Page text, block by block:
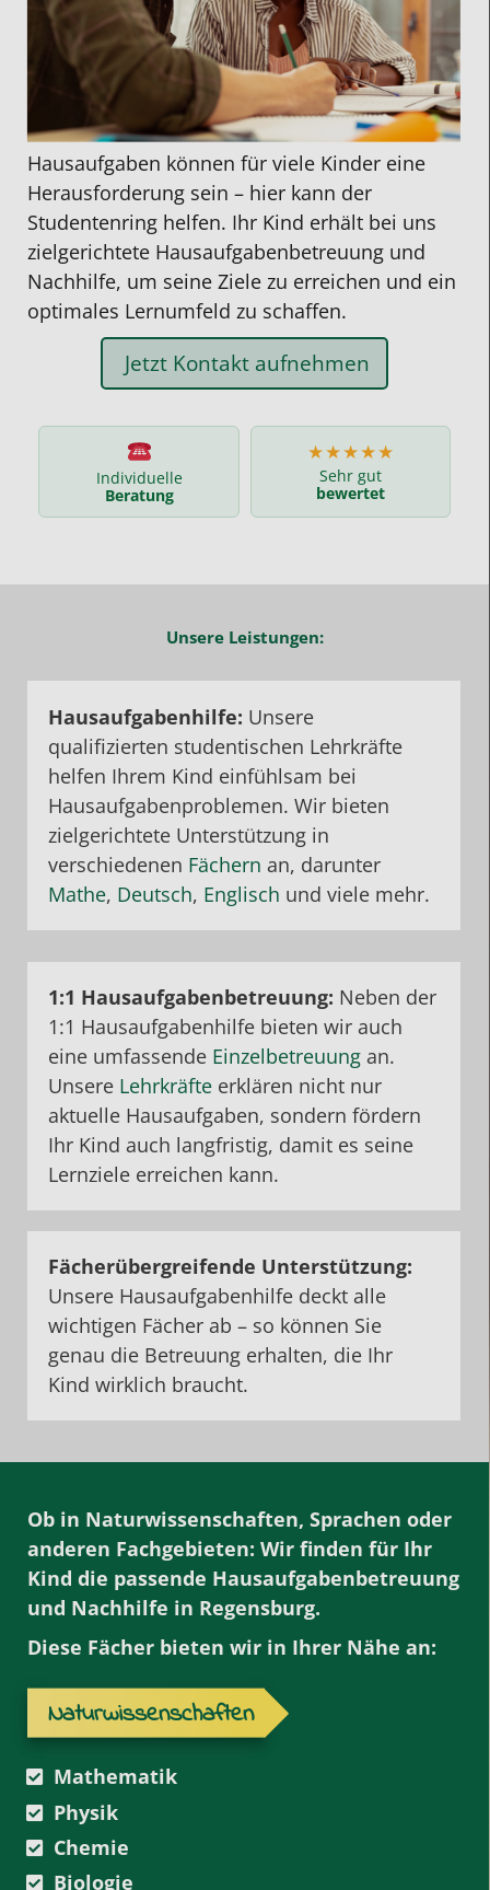
Hausaufgaben können für viele Kinder eine
Herausforderung sein – hier kann der
Studentenring helfen. Ihr Kind erhält bei uns
zielgerichtete Hausaufgabenbetreuung und
Nachhilfe, um seine Ziele zu erreichen und ein
optimales Lernumfeld zu schaffen.
Jetzt Kontakt aufnehmen
Individuelle
Beratung
★★★★★
Sehr gut
bewertet
Unsere Leistungen:
Hausaufgabenhilfe: Unsere
qualifizierten studentischen Lehrkräfte
helfen Ihrem Kind einfühlsam bei
Hausaufgabenproblemen. Wir bieten
zielgerichtete Unterstützung in
verschiedenen Fächern an, darunter
Mathe, Deutsch, Englisch und viele mehr.
1:1 Hausaufgabenbetreuung: Neben der
1:1 Hausaufgabenhilfe bieten wir auch
eine umfassende Einzelbetreuung an.
Unsere Lehrkräfte erklären nicht nur
aktuelle Hausaufgaben, sondern fördern
Ihr Kind auch langfristig, damit es seine
Lernziele erreichen kann.
Fächerübergreifende Unterstützung:
Unsere Hausaufgabenhilfe deckt alle
wichtigen Fächer ab – so können Sie
genau die Betreuung erhalten, die Ihr
Kind wirklich braucht.
Ob in Naturwissenschaften, Sprachen oder
anderen Fachgebieten: Wir finden für Ihr
Kind die passende Hausaufgabenbetreuung
und Nachhilfe in Regensburg.
Diese Fächer bieten wir in Ihrer Nähe an:
Naturwissenschaften
Mathematik
Physik
Chemie
Biologie